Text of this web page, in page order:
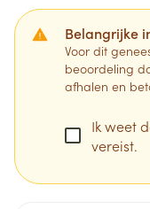
Belangrijke
Voor dit
beoordeling
afhalen en
Ik weet
vereist.